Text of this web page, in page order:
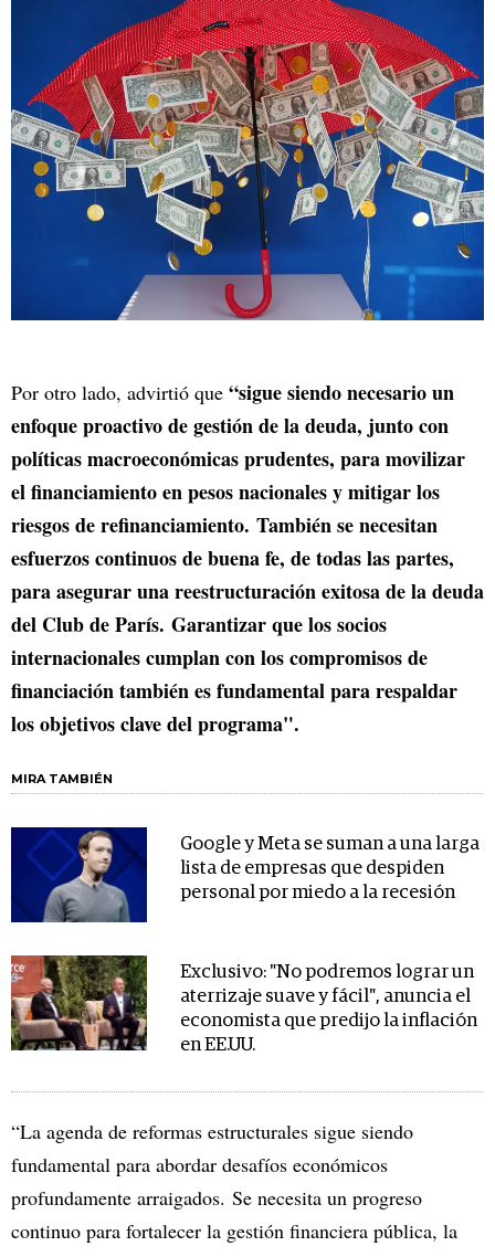
Por otro lado, advirtió que “sigue siendo necesario un
enfoque proactivo de gestión de la deuda, junto con
políticas macroeconómicas prudentes, para movilizar
el financiamiento en pesos nacionales y mitigar los
riesgos de refinanciamiento. También se necesitan
esfuerzos continuos de buena fe, de todas las partes,
para asegurar una reestructuración exitosa de la deuda
del Club de París. Garantizar que los socios
internacionales cumplan con los compromisos de
financiación también es fundamental para respaldar
los objetivos clave del programa".
MIRA TAMBIÉN
Google y Meta se suman a una larga
lista de empresas que despiden
personal por miedo a la recesión
Exclusivo: "No podremos lograr un
aterrizaje suave y fácil", anuncia el
economista que predijo la inflación
en EE.UU.
“La agenda de reformas estructurales sigue siendo
fundamental para abordar desafíos económicos
profundamente arraigados. Se necesita un progreso
continuo para fortalecer la gestión financiera pública, la